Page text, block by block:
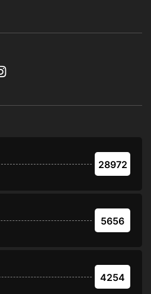
28972
5656
4254